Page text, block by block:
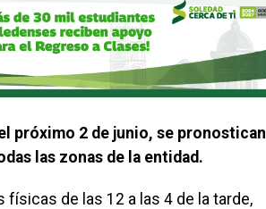
próximo 2 de junio, se pronostican
las zonas de la entidad.
de las 12 a las 4 de la tarde,